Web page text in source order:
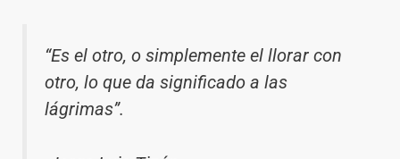
“Es el otro, o simplemente el llorar con
otro, lo que da significado a las
lágrimas”.